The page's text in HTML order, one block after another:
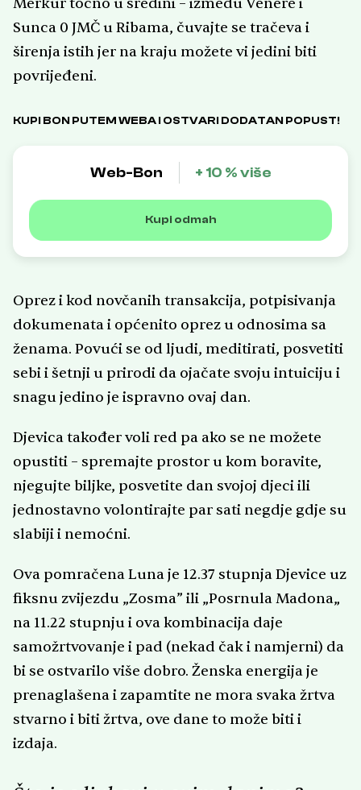
Sunca 0 JMČ u Ribama, čuvajte se tračeva i
širenja istih jer na kraju možete vi jedini biti
povrijeđeni.
KUPI BON PUTEM WEBA I OSTVARI DODATAN POPUST!
Web-Bon + 10 % više
Kupi odmah
Oprez i kod novčanih transakcija, potpisivanja
dokumenata i općenito oprez u odnosima sa
ženama. Povući se od ljudi, meditirati, posvetiti
sebi i šetnji u prirodi da ojačate svoju intuiciju i
snagu jedino je ispravno ovaj dan.
Djevica također voli red pa ako se ne možete
opustiti – spremajte prostor u kom boravite,
njegujte biljke, posvetite dan svojoj djeci ili
jednostavno volontirajte par sati negdje gdje su
slabiji i nemoćni.
Ova pomračena Luna je 12.37 stupnja Djevice uz
fiksnu zvijezdu „Zosma” ili „Posrnula Madona„
na 11.22 stupnju i ova kombinacija daje
samožrtvovanje i pad (nekad čak i namjerni) da
bi se ostvarilo više dobro. Ženska energija je
prenaglašena i zapamtite ne mora svaka žrtva
stvarno i biti žrtva, ove dane to može biti i
izdaja.